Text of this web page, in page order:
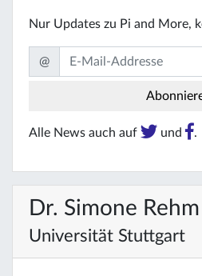
Nur Updates zu Pi and More,
@
Alle News auch auf und .
Dr. Simone Rehm
Universität Stuttgart